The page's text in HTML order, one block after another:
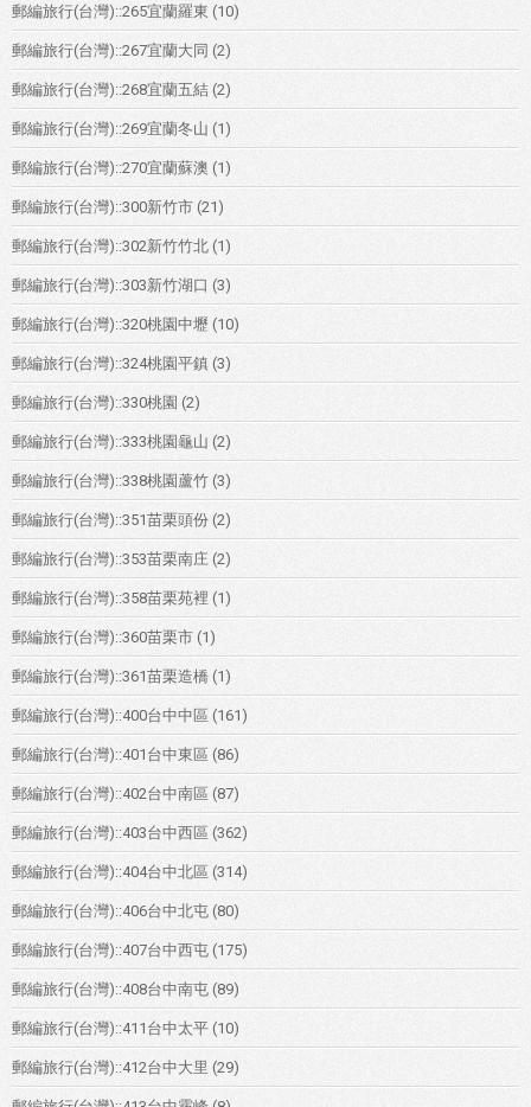
郵編旅行(台灣)::265宜蘭羅東 (10)
郵編旅行(台灣)::267宜蘭大同 (2)
郵編旅行(台灣)::268宜蘭五結 (2)
郵編旅行(台灣)::269宜蘭冬山 (1)
郵編旅行(台灣)::270宜蘭蘇澳 (1)
郵編旅行(台灣)::300新竹市 (21)
郵編旅行(台灣)::302新竹竹北 (1)
郵編旅行(台灣)::303新竹湖口 (3)
郵編旅行(台灣)::320桃園中壢 (10)
郵編旅行(台灣)::324桃園平鎮 (3)
郵編旅行(台灣)::330桃園 (2)
郵編旅行(台灣)::333桃園龜山 (2)
郵編旅行(台灣)::338桃園蘆竹 (3)
郵編旅行(台灣)::351苗栗頭份 (2)
郵編旅行(台灣)::353苗栗南庄 (2)
郵編旅行(台灣)::358苗栗苑裡 (1)
郵編旅行(台灣)::360苗栗市 (1)
郵編旅行(台灣)::361苗栗造橋 (1)
郵編旅行(台灣)::400台中中區 (161)
郵編旅行(台灣)::401台中東區 (86)
郵編旅行(台灣)::402台中南區 (87)
郵編旅行(台灣)::403台中西區 (362)
郵編旅行(台灣)::404台中北區 (314)
郵編旅行(台灣)::406台中北屯 (80)
郵編旅行(台灣)::407台中西屯 (175)
郵編旅行(台灣)::408台中南屯 (89)
郵編旅行(台灣)::411台中太平 (10)
郵編旅行(台灣)::412台中大里 (29)